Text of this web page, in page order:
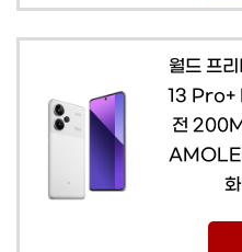
월드 프
13 Pro+
전